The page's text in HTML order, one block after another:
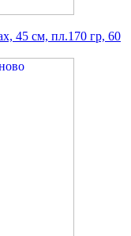
45 см, пл.170 гр, 60